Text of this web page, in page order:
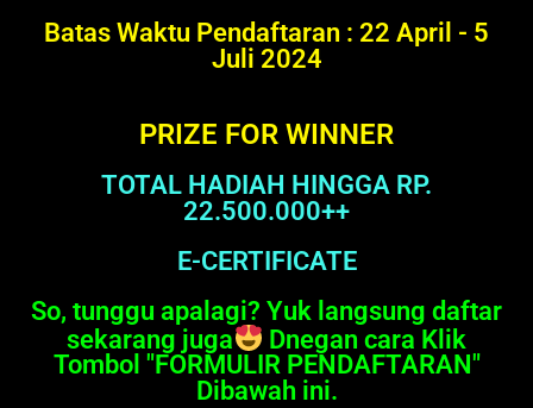
Batas Waktu Pendaftaran : 22 April - 5
Juli 2024
PRIZE FOR WINNER
TOTAL HADIAH HINGGA RP.
22.500.000++
E-CERTIFICATE
So, tunggu apalagi? Yuk langsung daftar
sekarang juga
Dnegan cara Klik
Tombol "FORMULIR PENDAFTARAN"
Dibawah ini.